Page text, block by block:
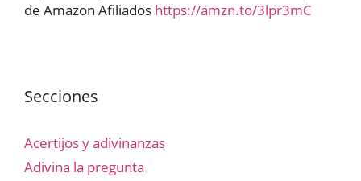
de Amazon Afiliados https://amzn.to/3lpr3mC
Secciones
Acertijos y adivinanzas
Adivina la pregunta